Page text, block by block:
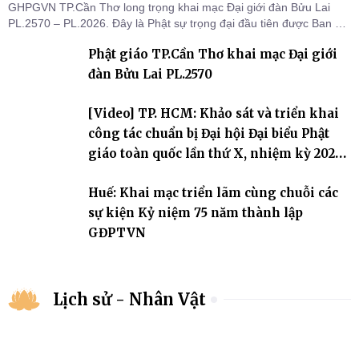
GHPGVN TP.Cần Thơ long trọng khai mạc Đại giới đàn Bửu Lai
PL.2570 – PL.2026. Đây là Phật sự trọng đại đầu tiên được Ban Trị
thứ I, thể hiện sự quan tâm đối với công tác truyền giới, đào tạo
Tăng tài và tiếp nối mạng mạch Tăng-g
Phật giáo TP.Cần Thơ khai mạc Đại giới
đàn Bửu Lai PL.2570
[Video] TP. HCM: Khảo sát và triển khai
công tác chuẩn bị Đại hội Đại biểu Phật
giáo toàn quốc lần thứ X, nhiệm kỳ 2026-
Huế: Khai mạc triển lãm cùng chuỗi các
sự kiện Kỷ niệm 75 năm thành lập
GĐPTVN
Lịch sử - Nhân Vật